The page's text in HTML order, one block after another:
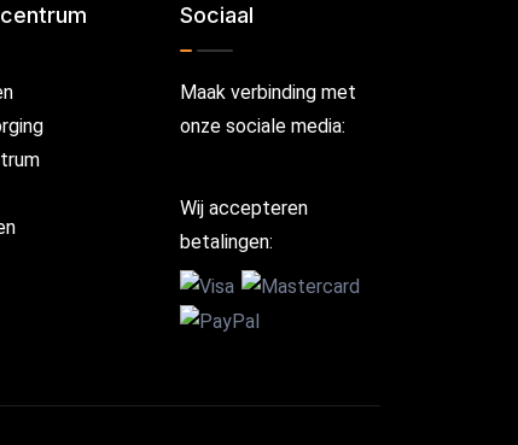
Sociaal
Maak verbinding met
onze sociale media:
Wij accepteren
betalingen: